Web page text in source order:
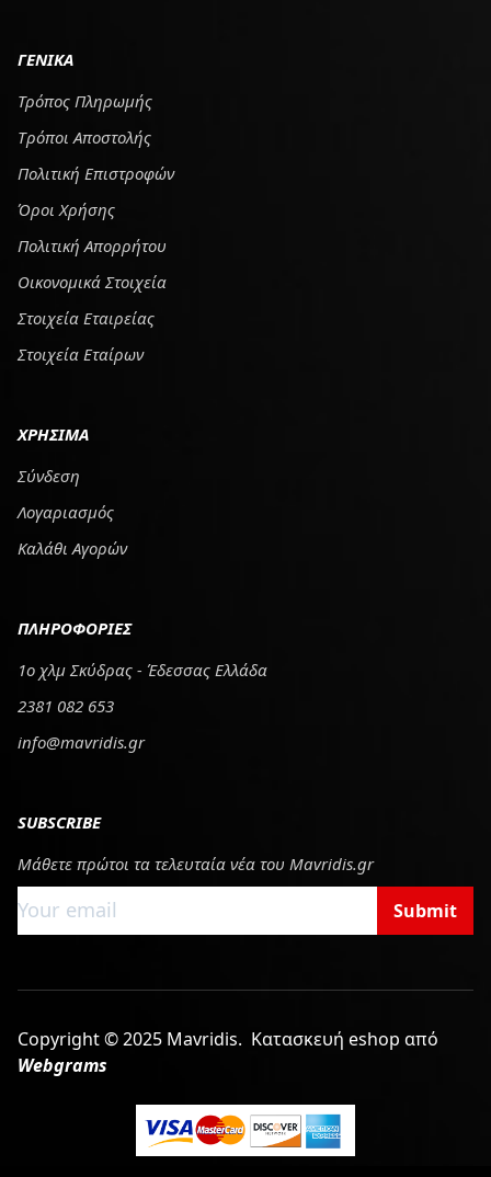
ΓΕΝΙΚΑ
Τρόπος Πληρωμής
Tρόποι Αποστολής
Πολιτική Επιστροφών
Όροι Χρήσης
Πολιτική Απορρήτου
Οικονομικά Στοιχεία
Στοιχεία Εταιρείας
Στοιχεία Εταίρων
ΧΡΗΣΙΜΑ
Σύνδεση
Λογαριασμός
Καλάθι Αγορών
ΠΛΗΡΟΦΟΡΙΕΣ
1ο χλμ Σκύδρας - Έδεσσας Ελλάδα
2381 082 653
info@mavridis.gr
SUBSCRIBE
Μάθετε πρώτοι τα τελευταία νέα του Mavridis.gr
Submit
Copyright © 2025 Mavridis. Κατασκευή eshop από
Webgrams